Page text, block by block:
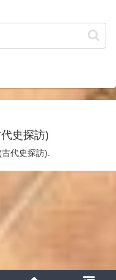
史探訪)
代史探訪).